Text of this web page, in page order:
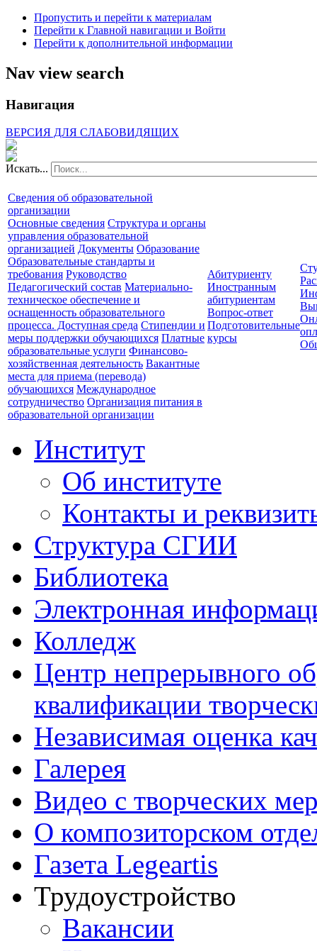
Пропустить и перейти к материалам
Перейти к Главной навигации и Войти
Перейти к дополнительной информации
Nav view search
Навигация
ВЕРСИЯ ДЛЯ СЛАБОВИДЯЩИХ
Искать...
Сведения об образовательной
организации
Основные сведения Структура и органы
управления образовательной
организацией Документы Образование
Образовательные стандарты и
требования Руководство
Педагогический состав Материально-
техническое обеспечение и
оснащенность образовательного
процесса. Доступная среда Стипендии и
меры поддержки обучающихся Платные
образовательные услуги Финансово-
хозяйственная деятельность Вакантные
места для приема (перевода)
обучающихся Международное
сотрудничество Организация питания в
образовательной организации
Абитуриенту
Иностранным
абитуриентам
Вопрос-ответ
Подготовительные
курсы
Институт
Об институте
Контакты и
Структура СГИИ
Библиотека
Электронная
Колледж
Центр непрерывного
квалификации
Независимая оценка
Галерея
Видео с творческих
О композиторском
Газета Legeartis
Трудоустройство
Вакансии